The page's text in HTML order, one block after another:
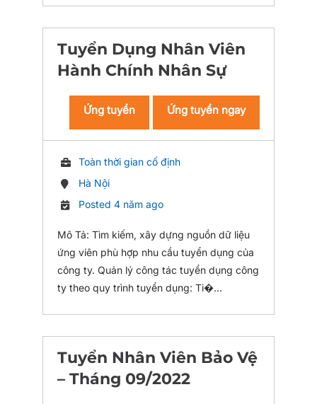
Tuyển Dụng Nhân Viên
Hành Chính Nhân Sự
Ứng tuyển Ứng tuyển ngay
Toàn thời gian cố định
Hà Nội
Posted 4 năm ago
Mô Tả: Tìm kiếm, xây dựng nguồn dữ liệu
ứng viên phù hợp nhu cầu tuyển dụng của
công ty. Quản lý công tác tuyển dụng công
ty theo quy trình tuyển dụng: Ti�...
Tuyển Nhân Viên Bảo Vệ
– Tháng 09/2022